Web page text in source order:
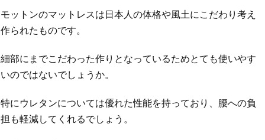
モットンのマットレスは日本人の体格や風土にこだわり考え
作られたものです。
細部にまでこだわった作りとなっているためとても使いやす
いのではないでしょうか。
特にウレタンについては優れた性能を持っており、腰への負
担も軽減してくれるでしょう。